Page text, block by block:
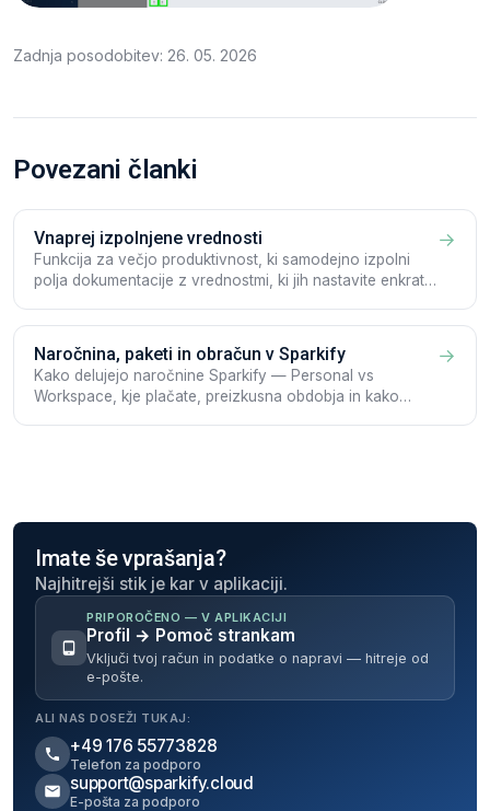
Zadnja posodobitev: 26. 05. 2026
Povezani članki
Vnaprej izpolnjene vrednosti
Funkcija za večjo produktivnost, ki samodejno izpolni
polja dokumentacije z vrednostmi, ki jih nastavite enkrat
v Webclientu.
→
Naročnina, paketi in obračun v Sparkify
Kako delujejo naročnine Sparkify — Personal vs
Workspace, kje plačate, preizkusna obdobja in kako
→
Imate še vprašanja?
Najhitrejši stik je kar v aplikaciji.
PRIPOROČENO — V APLIKACIJI
Profil → Pomoč strankam
Vključi tvoj račun in podatke o napravi — hitreje od
e-pošte.
ALI NAS DOSEŽI TUKAJ:
+49 176 55773828
Telefon za podporo
support@sparkify.cloud
E-pošta za podporo